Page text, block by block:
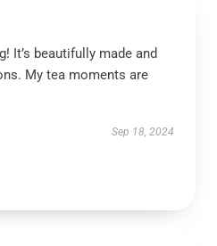
It’s beautifully made and
My tea moments are
Sep 18, 2024